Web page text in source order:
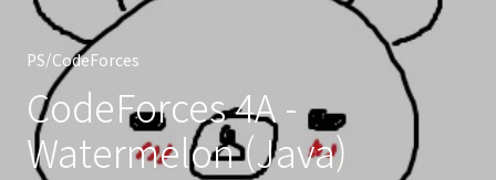
PS/CodeForces
CodeForces 4A -
Watermelon (Java)